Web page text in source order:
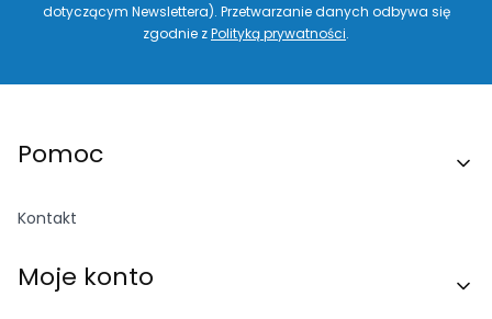
dotyczącym Newslettera). Przetwarzanie danych odbywa się
zgodnie zPolityką prywatności.
Linki w stopce
Pomoc
Kontakt
Moje konto